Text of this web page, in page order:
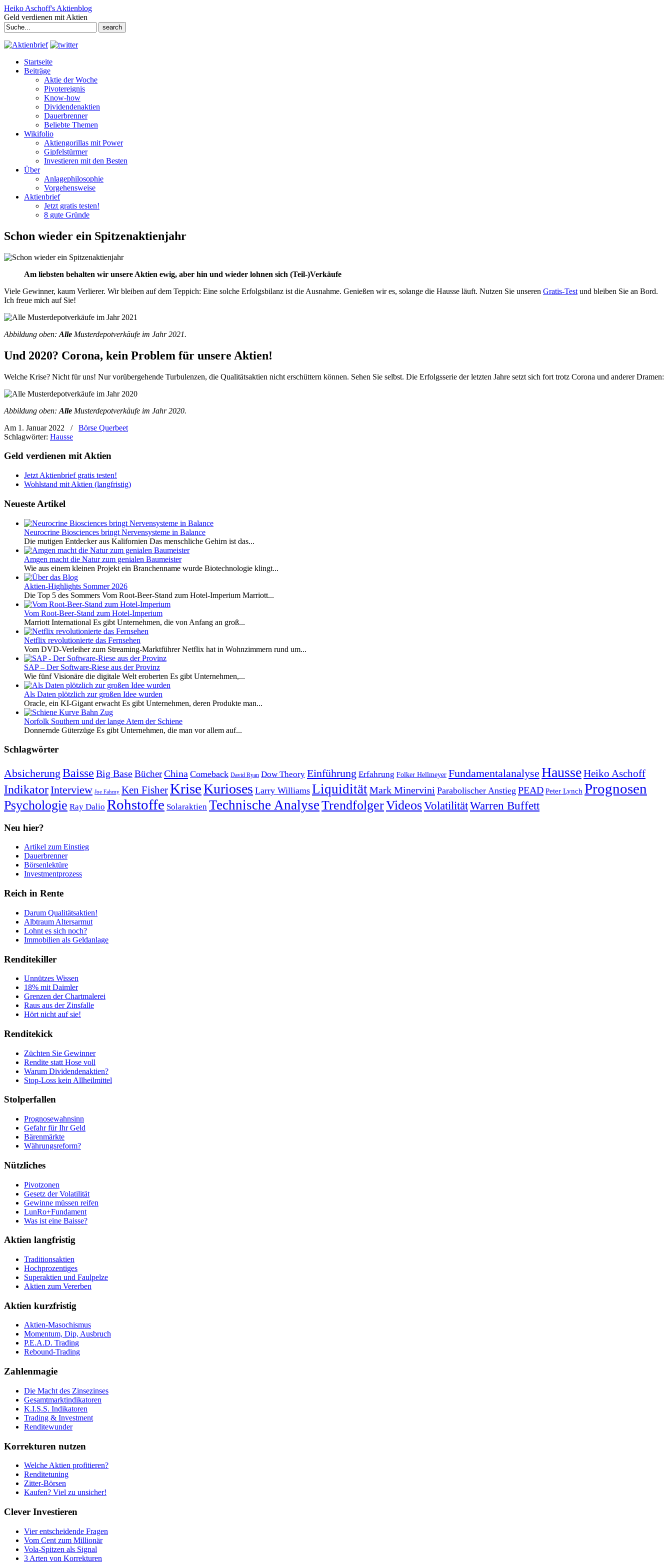
Heiko Aschoff's Aktienblog
Geld verdienen mit Aktien
Search
for:
Startseite
Beiträge
Aktie der Woche
Pivotereignis
Know-how
Dividendenaktien
Dauerbrenner
Beliebte Themen
Wikifolio
Aktiengorillas mit Power
Gipfelstürmer
Investieren mit den Besten
Über
Anlagephilosophie
Vorgehensweise
Aktienbrief
Jetzt gratis testen!
8 gute Gründe
Schon wieder ein Spitzenaktienjahr
Am liebsten behalten wir unsere Aktien ewig, aber hin und wieder lohnen sich (Teil-)Verkäufe
Viele Gewinner, kaum Verlierer. Wir bleiben auf dem Teppich: Eine solche Erfolgsbilanz ist die Ausnahme. Genießen wir es, solange die Hausse läuft. Nutzen Sie unseren Gratis-Test und bleiben Sie an Bord.
Ich freue mich auf Sie!
Abbildung oben: Alle Musterdepotverkäufe im Jahr 2021.
Und 2020? Corona, kein Problem für unsere Aktien!
Welche Krise? Nicht für uns! Nur vorübergehende Turbulenzen, die Qualitätsaktien nicht erschüttern können. Sehen Sie selbst. Die Erfolgsserie der letzten Jahre setzt sich fort trotz Corona und anderer Dramen:
Abbildung oben: Alle Musterdepotverkäufe im Jahr 2020.
Am 1. Januar 2022
/
Börse Querbeet
Schlagwörter: Hausse
Geld verdienen mit Aktien
Jetzt Aktienbrief gratis testen!
Wohlstand mit Aktien (langfristig)
Neueste Artikel
Neurocrine Biosciences bringt Nervensysteme in Balance
Die mutigen Entdecker aus Kalifornien Das menschliche Gehirn ist das...
Amgen macht die Natur zum genialen Baumeister
Wie aus einem kleinen Projekt ein Branchenname wurde Biotechnologie klingt...
Aktien-Highlights Sommer 2026
Die Top 5 des Sommers Vom Root-Beer-Stand zum Hotel-Imperium Marriott...
Vom Root-Beer-Stand zum Hotel-Imperium
Marriott International Es gibt Unternehmen, die von Anfang an groß...
Netflix revolutionierte das Fernsehen
Vom DVD-Verleiher zum Streaming-Marktführer Netflix hat in Wohnzimmern rund um...
SAP – Der Software-Riese aus der Provinz
Wie fünf Visionäre die digitale Welt eroberten Es gibt Unternehmen,...
Als Daten plötzlich zur großen Idee wurden
Oracle, ein KI-Gigant erwacht Es gibt Unternehmen, deren Produkte man...
Norfolk Southern und der lange Atem der Schiene
Donnernde Güterzüge Es gibt Unternehmen, die man vor allem auf...
Schlagwörter
Absicherung Baisse Big BaseBücherChina Comeback David Ryan Dow Theory Einführung Erfahrung Folker Hellmeyer Fundamentalanalyse HausseHeiko Aschoff
IndikatorInterview Joe Fahmy Ken FisherKriseKurioses Larry Williams LiquiditätMark Minervini Parabolischer Anstieg PEAD Peter Lynch Prognosen
Psychologie Ray Dalio Rohstoffe Solaraktien Technische AnalyseTrendfolgerVideosVolatilitätWarren Buffett
Neu hier?
Artikel zum Einstieg
Dauerbrenner
Börsenlektüre
Investmentprozess
Reich in Rente
Darum Qualitätsaktien!
Albtraum Altersarmut
Lohnt es sich noch?
Immobilien als Geldanlage
Renditekiller
Unnützes Wissen
18% mit Daimler
Grenzen der Chartmalerei
Raus aus der Zinsfalle
Hört nicht auf sie!
Renditekick
Züchten Sie Gewinner
Rendite statt Hose voll
Warum Dividendenaktien?
Stop-Loss kein Allheilmittel
Stolperfallen
Prognosewahnsinn
Gefahr für Ihr Geld
Bärenmärkte
Währungsreform?
Nützliches
Pivotzonen
Gesetz der Volatilität
Gewinne müssen reifen
LunRo+Fundament
Was ist eine Baisse?
Aktien langfristig
Traditionsaktien
Hochprozentiges
Superaktien und Faulpelze
Aktien zum Vererben
Aktien kurzfristig
Aktien-Masochismus
Momentum, Dip, Ausbruch
P.E.A.D. Trading
Rebound-Trading
Zahlenmagie
Die Macht des Zinsezinses
Gesamtmarktindikatoren
K.I.S.S. Indikatoren
Trading & Investment
Renditewunder
Korrekturen nutzen
Welche Aktien profitieren?
Renditetuning
Zitter-Börsen
Kaufen? Viel zu unsicher!
Clever Investieren
Vier entscheidende Fragen
Vom Cent zum Millionär
Vola-Spitzen als Signal
3 Arten von Korrekturen